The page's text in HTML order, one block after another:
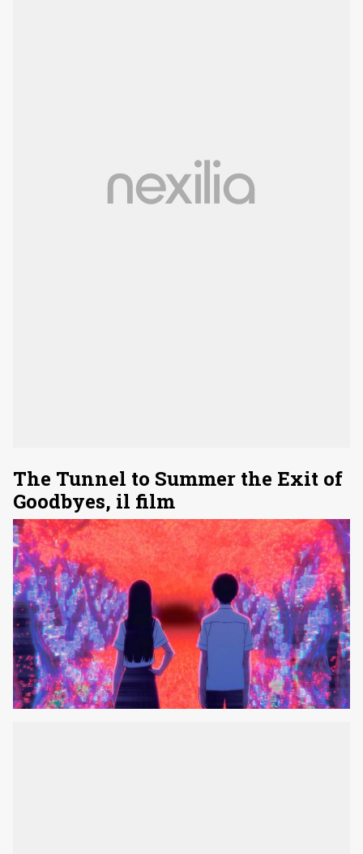
The Tunnel to Summer the Exit of
Goodbyes, il film